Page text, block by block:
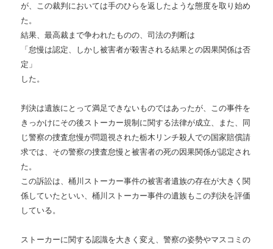
が、この裁判においては手のひらを返したような態度を取り始め
た。
結果、最高裁まで争われたものの、司法の判断は
「怠慢は認定、しかし被害者が殺害される結果との因果関係は否
定」
した。
判決は遺族にとって満足できないものではあったが、この事件を
きっかけにその後ストーカー規制に関する法律が成立、また、同
じ警察の捜査怠慢が問題視された栃木リンチ殺人での国家賠償請
求では、その警察の捜査怠慢と被害者の死の因果関係が認定され
た。
この訴訟は、桶川ストーカー事件の被害者遺族の存在が大きく関
係していたといい、桶川ストーカー事件の遺族もこの判決を評価
している。
ストーカーに関する認識を大きく変え、警察の姿勢やマスコミの